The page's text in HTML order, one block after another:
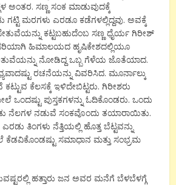
ಅಂತರ. ಸಣ್ಣ ಸಂಕ ಮಾಡುವುದಕ್ಕೆ
ಮರಗಳು ಎರಡೂ ಕಡೆಗಳಲ್ಲಿದ್ದವು. ಅವಕ್ಕೆ
ಕಟ್ಟಬಹುದೆಂಬ ಸಣ್ಣ ಧೈರ್ಯ ಗಿರೀಶ್
ಹಿಮಾಲಯದ ಹೃಷಿಕೇಶದಲ್ಲಿಯೂ
ನೋಡಿದ್ದ ಒಬ್ಬ ಗೆಳೆಯ ಜೊತೆಯಾದ.
ರಚನೆಯನ್ನು ವಿವರಿಸಿದ. ಮೂರ್ನಾಲ್ಕು
ಕೆಲಸಕ್ಕೆ ಇಳಿದೇಬಿಟ್ಟರು. ಗಿರೀಶರು
ಪುಸ್ತಕಗಳನ್ನು ಓದಿಕೊಂಡರು. ಒಂದು
ನೆಲಗಳ ನಡುವೆ ಸಂಕವೊಂದು ತಯಾರಾಯಿತು.
ತಿಂಗಳು ನೆತ್ತಿಯಲ್ಲಿ ಹೊತ್ತ ಬೆಟ್ಟವನ್ನು
ಸಮಾಧಾನ ಮತ್ತು ಸಂಭ್ರಮ
ಹತ್ತಾರು ಜನ ಅವರ ಮನೆಗೆ ಬೆಳಬೆಳಗ್ಗೆ